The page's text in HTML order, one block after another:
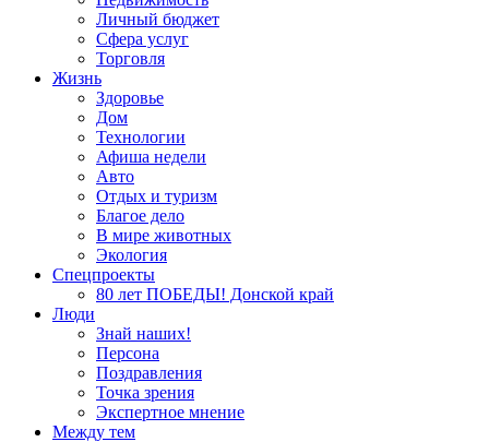
Личный бюджет
Сфера услуг
Торговля
Жизнь
Здоровье
Дом
Технологии
Афиша недели
Авто
Отдых и туризм
Благое дело
В мире животных
Экология
Спецпроекты
80 лет ПОБЕДЫ! Донской край
Люди
Знай наших!
Персона
Поздравления
Точка зрения
Экспертное мнение
Между тем